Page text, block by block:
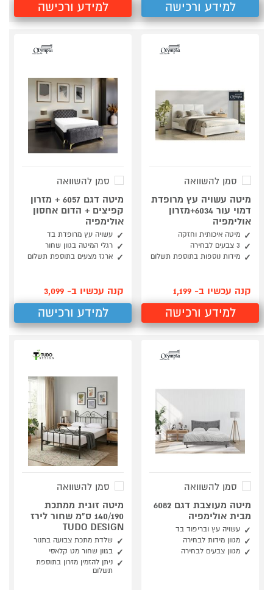
למידע ורכישה למידע ורכישה
סמן להשוואה
מיטה עשויה עץ מרופדת
דמוי עור 6034+מזרון
אולימפיה
מיטה איכותית וחזקה
3 צבעים לבחירה
מידות נוספות בתוספת תשלום
קנה עכשיו ב- 1,199
למידע ורכישה
סמן להשוואה
מיטה דגם 6057 + מזרון
קפיצים + הדום אחסון
אולימפיה
עשויה עץ מרופדת בד
רגלי המיטה בגוון שחור
ארגז מצעים בתוספת תשלום
קנה עכשיו ב- 3,099
למידע ורכישה
סמן להשוואה
מיטה מעוצבת דגם 6082
מבית אולימפיה
עשויה עץ ובריפוד בד
מגוון מידות לבחירה
מגוון צבעים לבחירה
סמן להשוואה
מיטה זוגית ממתכת
140/190 ס"מ שחור לירז
TUDO DESIGN
שלדת מתכת צבועה בתנור
בגוון שחור מט קלאסי
ניתן להזמין מזרון בתוספת
תשלום